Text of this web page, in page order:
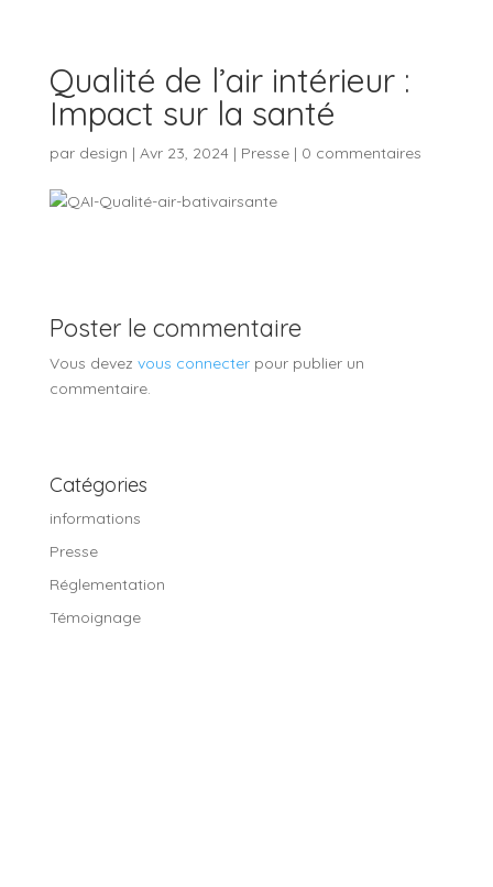
Qualité de l’air intérieur :
Impact sur la santé
par design | Avr 23, 2024 | Presse| 0 commentaires
Poster le commentaire
Vous devez vous connecterpour publier un
commentaire.
Catégories
informations
Presse
Réglementation
Témoignage